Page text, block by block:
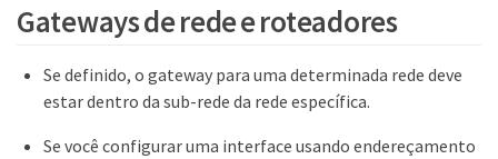
Gateways de rede e roteadores
Se definido, o gateway para uma determinada rede deve
estar dentro da sub-rede da rede específica.
Se você configurar uma interface usando endereçamento